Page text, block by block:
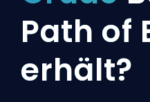
Path of
erhält?